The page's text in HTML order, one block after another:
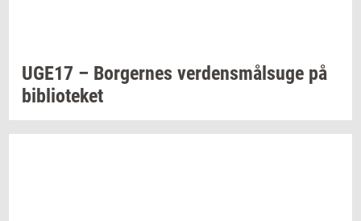
UGE17 – Bor­ger­nes ver­dens­målsu­ge på
bi­bli­o­te­ket